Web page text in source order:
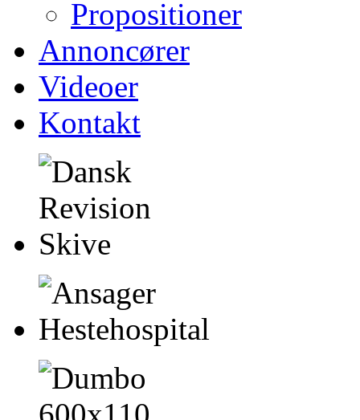
Propositioner
Annoncører
Videoer
Kontakt